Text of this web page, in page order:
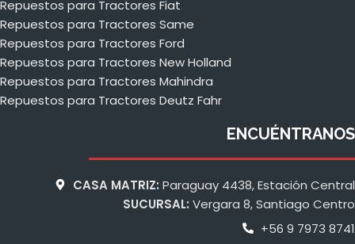
Repuestos para Tractores Fiat
Repuestos para Tractores Same
Repuestos para Tractores Ford
Repuestos para Tractores New Holland
Repuestos para Tractores Mahindra
Repuestos para Tractores Deutz Fahr
ENCUÉNTRANOS
CASA MATRIZ: Paraguay 4438, Estación Central
SUCURSAL: Vergara 8, Santiago Centro
+56 9 7973 8741